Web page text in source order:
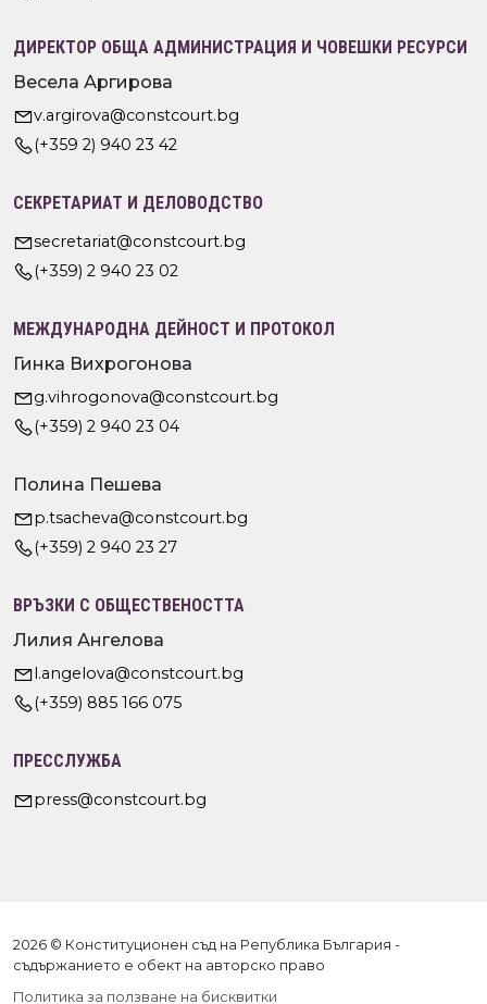
ДИРЕКТОР ОБЩА АДМИНИСТРАЦИЯ И ЧОВЕШКИ РЕСУРСИ
Весела Аргирова
v.argirova@constcourt.bg
(+359 2) 940 23 42
СЕКРЕТАРИАТ И ДЕЛОВОДСТВО
secretariat@constcourt.bg
(+359) 2 940 23 02
МЕЖДУНАРОДНА ДЕЙНОСТ И ПРОТОКОЛ
Гинка Вихрогонова
g.vihrogonova@constcourt.bg
(+359) 2 940 23 04
Полина Пешева
p.tsacheva@constcourt.bg
(+359) 2 940 23 27
ВРЪЗКИ С ОБЩЕСТВЕНОСТТА
Лилия Ангелова
l.angelova@constcourt.bg
(+359) 885 166 075
ПРЕССЛУЖБА
press@constcourt.bg
2026 © Конституционен съд на Република България -
съдържанието е обект на авторско право
Политика за ползване на бисквитки